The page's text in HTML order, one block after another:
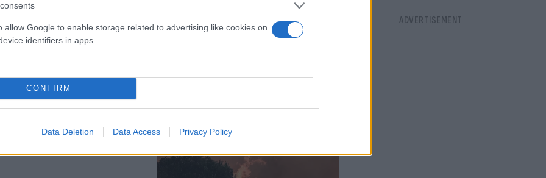
allow Google to enable storage related to advertising like cookies on
identifiers in apps.
CONFIRM
Data Deletion Data Access Privacy Policy
Flash.gr
έναν μήνα από τον
του Δικηγορικού